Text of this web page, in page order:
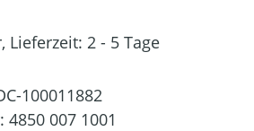
Lieferzeit: 2 - 5 Tage
100011882
4850 007 1001